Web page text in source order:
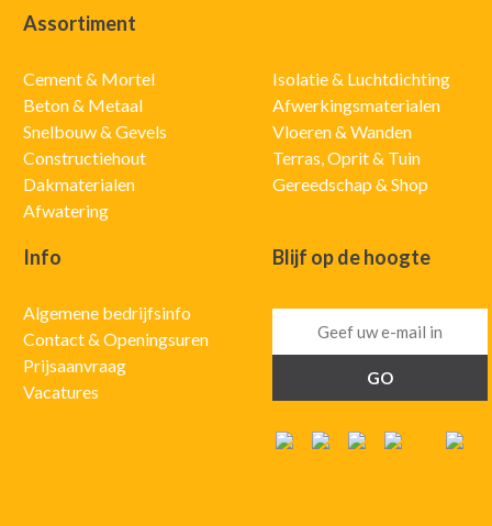
Assortiment
Cement & Mortel
Beton & Metaal
Snelbouw & Gevels
Constructiehout
Dakmaterialen
Afwatering
Isolatie & Luchtdichting
Afwerkingsmaterialen
Vloeren & Wanden
Terras, Oprit & Tuin
Gereedschap & Shop
Info
Algemene bedrijfsinfo
Contact & Openingsuren
Prijsaanvraag
Vacatures
Blijf op de hoogte